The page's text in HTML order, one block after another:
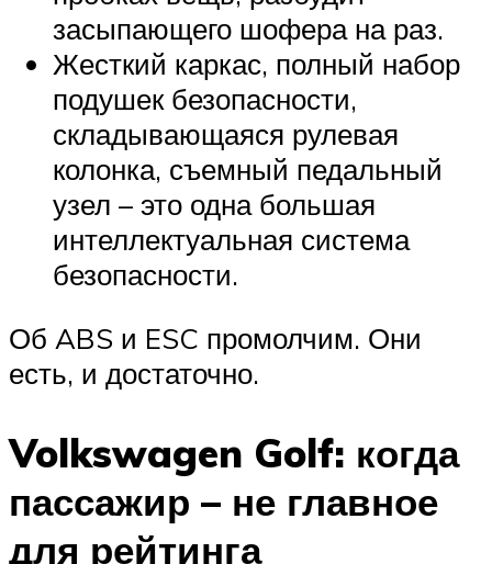
засыпающего шофера на раз.
Жесткий каркас, полный набор
подушек безопасности,
складывающаяся рулевая
колонка, съемный педальный
узел – это одна большая
интеллектуальная система
безопасности.
Об ABS и ESC промолчим. Они
есть, и достаточно.
Volkswagen Golf: когда
пассажир – не главное
для рейтинга